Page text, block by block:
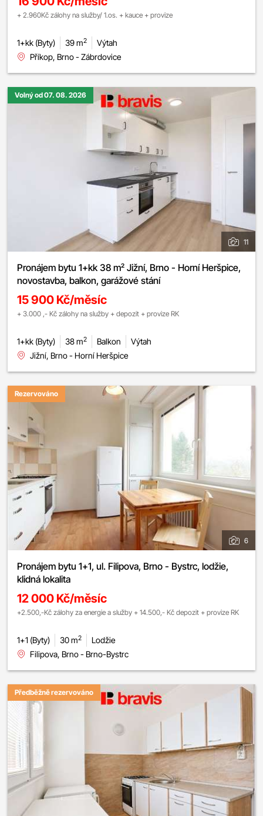
+ 2.960Kč zálohy na služby/ 1.os. + kauce + provize
1+kk (Byty) 39 m2
Výtah
Příkop, Brno - Zábrdovice
Volný od 07. 08. 2026
11
Pronájem bytu 1+kk 38 m² Jižní, Brno - Horní Heršpice,
novostavba, balkon, garážové stání
15 900 Kč/měsíc
+ 3.000 ,- Kč zálohy na služby + depozit + provize RK
1+kk (Byty) 38 m2 Balkon
Výtah
Jižní, Brno - Horní Heršpice
Rezervováno
6
Pronájem bytu 1+1, ul. Filipova, Brno - Bystrc, lodžie,
klidná lokalita
12 000 Kč/měsíc
+2.500,-Kč zálohy za energie a služby + 14.500,- Kč depozit + provize RK
1+1 (Byty) 30 m2
Lodžie
Filipova, Brno - Brno-Bystrc
Předběžně rezervováno